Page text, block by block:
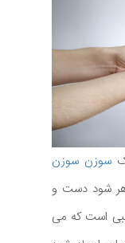
سوزن سوزن
شود دست و
است که می